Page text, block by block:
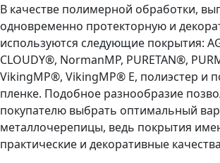
В качестве полимерной обработки,
одновременно протекторную и
используются следующие покрытия:
CLOUDY®, NormanMP, PURETAN®,
VikingMP®, VikingMP® E, полиэстер и
пленке. Подобное разнообразие
покупателю выбрать оптимальный
металлочерепицы, ведь покрытия
практические и декоративные